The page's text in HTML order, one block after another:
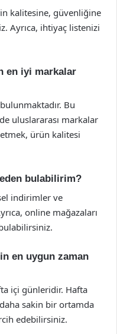
kalitesine, güvenliğine
Ayrıca, ihtiyaç listenizi
en iyi markalar
Bu
uluslararası markalar
ürün kalitesi
bulabilirim?
indirimler ve
online mağazaları
en uygun zaman
içi günleridir. Hafta
sakin bir ortamda
edebilirsiniz.